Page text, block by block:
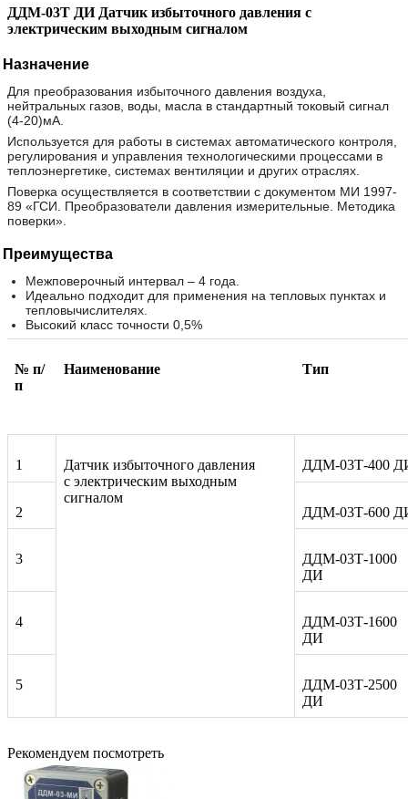
ДДМ-03Т ДИ Датчик избыточного давления с
электрическим выходным сигналом
Назначение
Для преобразования избыточного давления воздуха,
нейтральных газов, воды, масла в стандартный токовый сигнал
(4-20)мА.
Используется для работы в системах автоматического контроля,
регулирования и управления технологическими процессами в
теплоэнергетике, системах вентиляции и других отраслях.
Поверка осуществляется в соответствии с документом МИ 1997-
89 «ГСИ. Преобразователи давления измерительные. Методика
поверки».
Преимущества
Межповерочный интервал – 4 года.
Идеально подходит для применения на тепловых пунктах и
тепловычислителях.
Высокий класс точности 0,5%
№ п/
п
Наименование Тип
1
Датчик избыточного давления
с электрическим выходным
сигналом
ДДМ-03Т-400
2 ДДМ-03Т-600
3
ДДМ-03Т-1000
ДИ
4
ДДМ-03Т-1600
ДИ
5
ДДМ-03Т-2500
ДИ
Рекомендуем посмотреть